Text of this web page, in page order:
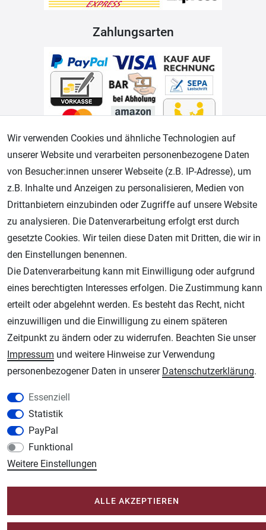
Zahlungsarten
Geprüfter Shop
AGB Widerrufsrecht Datenschutz Impressum
Unsere weiteren Shops:
Schmincke-City.de
Schmincke Künstlerfarben das Gesamtsortiment
Schneideplotter, Transferpressen, Siebdruck und Plotterfolien
Modellbau-City.com
Military + Tabletop Plastikmodelle und Modellbau Farben - Bringen Sie Farbe ins
Spiel.
Im-Shop-kaufen.de
Wir verwenden Cookies und ähnliche Technologien auf
unserer Website und verarbeiten personenbezogene Daten
von Besucher:innen unserer Webseite (z.B. IP-Adresse), um
z.B. Inhalte und Anzeigen zu personalisieren, Medien von
Drittanbietern einzubinden oder Zugriffe auf unsere Website
zu analysieren. Die Datenverarbeitung erfolgt erst durch
gesetzte Cookies. Wir teilen diese Daten mit Dritten, die wir in
den Einstellungen benennen.
Die Datenverarbeitung kann mit Einwilligung oder aufgrund
eines berechtigten Interesses erfolgen. Die Zustimmung kann
erteilt oder abgelehnt werden. Es besteht das Recht, nicht
einzuwilligen und die Einwilligung zu einem späteren
Zeitpunkt zu ändern oder zu widerrufen. Beachten Sie unser
Impressum und weitere Hinweise zur Verwendung
personenbezogener Daten in unserer Daten­schutz­erklärung.
Essenziell
Statistik
PayPal
Funktional
Weitere Einstellungen
ALLE AKZEPTIEREN